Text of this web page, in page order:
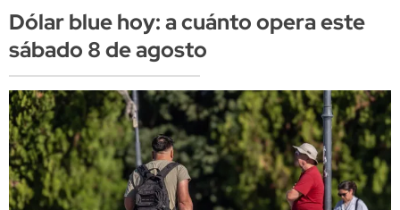
Dólar blue hoy: a cuánto opera este
sábado 8 de agosto